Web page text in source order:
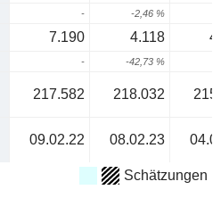
- -2,46 %
7.190 4.118
- -42,73 %
217.582 218.032
09.02.22 08.02.23
Schätzungen